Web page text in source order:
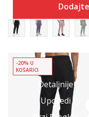
Dodajte
Detaljnije
Uporedi
-20% U
KOŠARICI